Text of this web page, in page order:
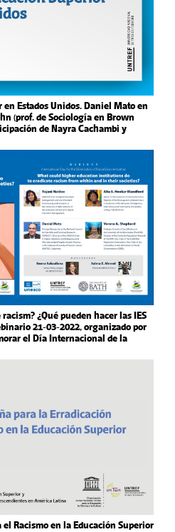
en Estados Unidos. Daniel Mato en
(prof. de Sociología en Brown
de Nayra Cachambi y
¿Qué pueden hacer las IES
21-03-2022, organizado por
el Día Internacional de la
el Racismo en la Educación Superior